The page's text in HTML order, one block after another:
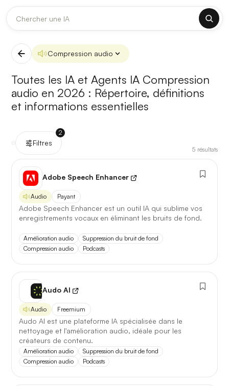
✕
DERNIÈRES MISES À JOUR MODÈLES
Claude Midjourney
[TEST] Claude Opus 4.8 : ce qui change
5 août 2026
Anthropic met à jour Claude Opus le 2 août 2026. Cette
réponses longues et la vitesse de première réponse.
Ce qui change
Contexte étendu— les documents longs sont traités
d’un seul tenant, sans découpage manuel.
Réponses longues
textes de plusieurs milliers de mots.
courtes.
Comparatif avec la version
précédente
Opus 4.6→Opus 4.8
Note globale 88,1 / 100→90,3 / 100
+2,2
Latence 1re réponse
Compression audio
Toutes les IA et Agents IA Compression
audio en 2026 : Répertoire, définitions
et informations essentielles
5 résultats
Filtres
2
Adobe Speech Enhancer
Audio Payant
Adobe Speech Enhancer est un outil IA qui sublime vos
enregistrements vocaux en éliminant les bruits de fond.
Amélioration audio
Suppression du bruit de fond
Compression audio
Podcasts
Audo AI
Audio Freemium
Audo AI est une plateforme IA spécialisée dans le
nettoyage et l'amélioration audio, idéale pour les
créateurs de contenu.
Amélioration audio
Suppression du bruit de fond
Compression audio
Podcasts